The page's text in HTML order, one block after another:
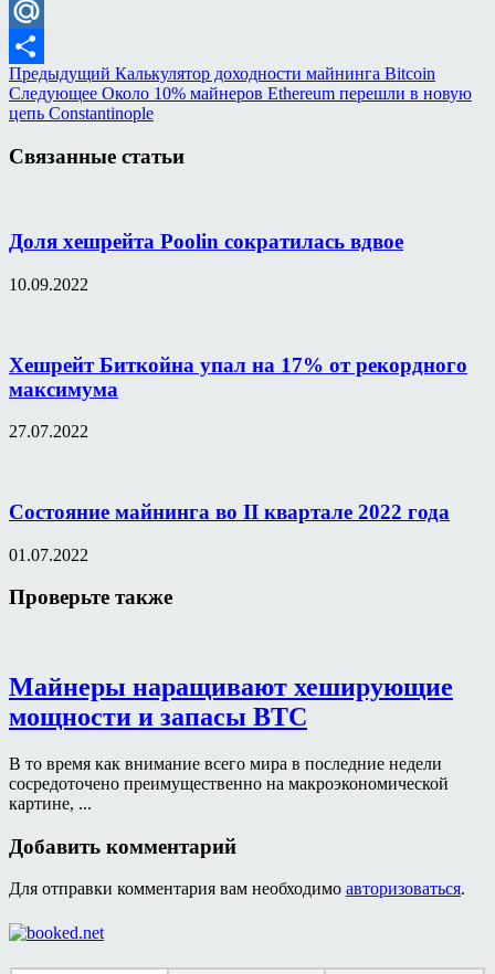
VK
Mail.Ru
Отправить
Предыдущий Калькулятор доходности майнинга Bitcoin
Следующее Около 10% майнеров Ethereum перешли в новую
цепь Constantinople
Связанные статьи
Доля хешрейта Poolin сократилась вдвое
10.09.2022
Хешрейт Биткойна упал на 17% от рекордного
максимума
27.07.2022
Состояние майнинга во II квартале 2022 года
01.07.2022
Проверьте также
Майнеры наращивают хеширующие
мощности и запасы BTC
В то время как внимание всего мира в последние недели
сосредоточено преимущественно на макроэкономической
картине, ...
Добавить комментарий
Для отправки комментария вам необходимо авторизоваться.